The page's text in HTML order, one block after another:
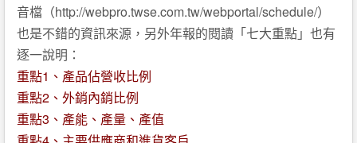
音檔（http://webpro.twse.com.tw/webportal/schedule/）
也是不錯的資訊來源，另外年報的閱讀「七大重點」也有
逐一說明：
重點1、產品佔營收比例
重點2、外銷內銷比例
重點3、產能、產量、產值